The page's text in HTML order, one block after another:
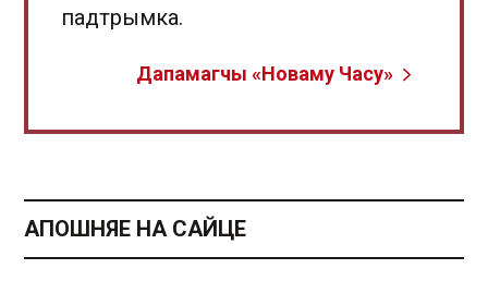
падтрымка.
Дапамагчы «Новаму Часу»
АПОШНЯЕ НА САЙЦЕ